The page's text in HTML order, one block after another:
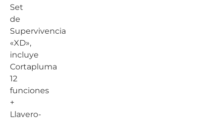
Set
de
Supervivencia
«XD»,
incluye
Cortapluma
12
funciones
+
Llavero-